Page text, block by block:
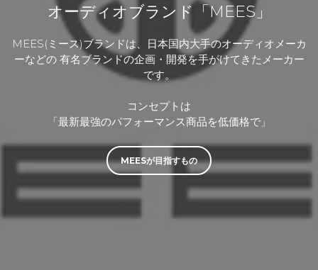
オーディオブランド「MEES」
MEES(ミース)ブランドは、日本国内大手のオーディオメーカ
ーなどの有名ブランドの企画・開発を手がけてきたメーカー
です。
コンセプトは
「最新最強のパフォーマンス商品を低価格で」
MEESが目指すもの